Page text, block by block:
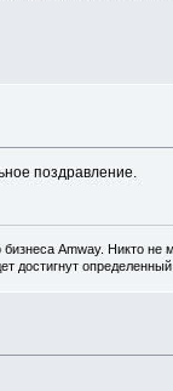
поздравление.
Amway. Никто не